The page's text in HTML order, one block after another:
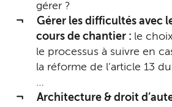
gérer ?
Gérer les difficultés avec
cours de chantier : le
le processus à suivre en
la réforme de l’article 13
…
Architecture & droit